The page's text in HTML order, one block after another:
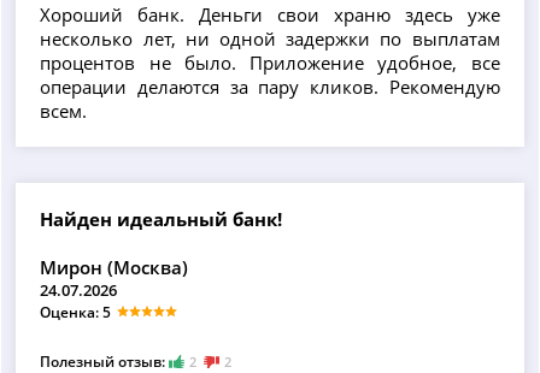
Хороший банк. Деньги свои храню здесь уже
несколько лет, ни одной задержки по выплатам
процентов не было. Приложение удобное, все
операции делаются за пару кликов. Рекомендую
всем.
Найден идеальный банк!
Мирон (Москва)
24.07.2026
Оценка: 5
Полезный отзыв: 2 2